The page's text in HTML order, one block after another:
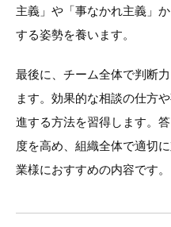
主義」や「事なかれ主義」
する姿勢を養います。
最後に、チーム全体で判断
ます。効果的な相談の仕方
進する方法を習得します。
度を高め、組織全体で適切
業様におすすめの内容です。